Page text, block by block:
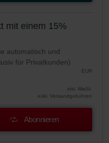
Policy
mit einem 15%
automatisch und
für Privatkunden)
EUR
inkl. MwSt.
exkl. Versandgebühren
Abonnieren